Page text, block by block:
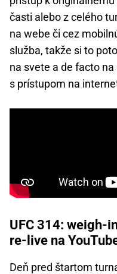
časti alebo z celého
na webe či cez
služba, takže si to
na svete a de facto
s prístupom na
UFC 314: weigh-
re-live na
Deň pred štartom